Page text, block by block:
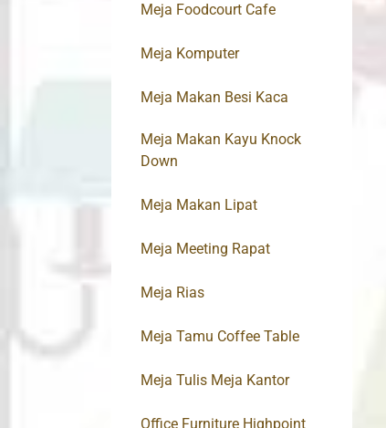
Meja Foodcourt Cafe
Meja Komputer
Meja Makan Besi Kaca
Meja Makan Kayu Knock
Down
Meja Makan Lipat
Meja Meeting Rapat
Meja Rias
Meja Tamu Coffee Table
Meja Tulis Meja Kantor
Office Furniture Highpoint